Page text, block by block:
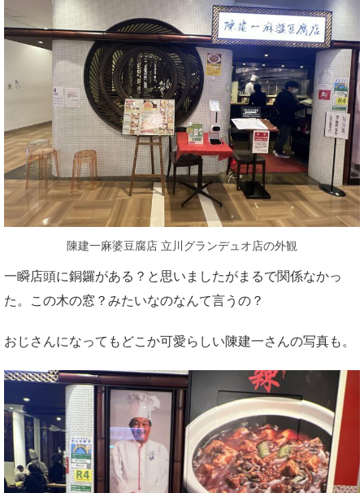
陳建一麻婆豆腐店 立川グランデュオ店の外観
一瞬店頭に銅鑼がある？と思いましたがまるで関係なかっ
た。この木の窓？みたいなのなんて言うの？
おじさんになってもどこか可愛らしい陳建一さんの写真も。